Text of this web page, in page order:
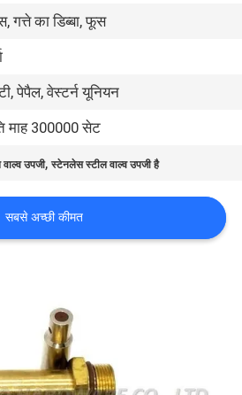
गत्ते का डिब्बा, फूस
पेपैल, वेस्टर्न यूनियन
माह 300000 सेट
वाल्व उपजी,स्टेनलेस स्टील वाल्व उपजी है
सबसे अच्छी कीमत